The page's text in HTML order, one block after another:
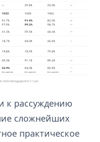
к рассуждению
сложнейших
практическое